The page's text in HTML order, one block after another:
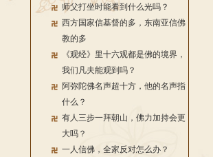
师父打坐时能看到什么光吗？
西方国家信基督的多，东南亚信佛
教的多
《观经》里十六观都是佛的境界，
我们凡夫能观到吗？
阿弥陀佛名声超十方，他的名声指
什么？
有人三步一拜朝山，佛力加持会更
大吗？
一人信佛，全家反对怎么办？